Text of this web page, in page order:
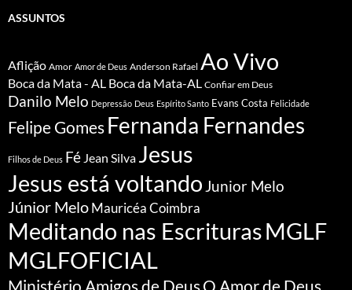
ASSUNTOS
Aflição Amor Amor de Deus Anderson Rafael Ao Vivo
Boca da Mata - AL Boca da Mata-AL Confiar em Deus
Danilo Melo Depressão Deus Espírito Santo Evans Costa Felicidade
Felipe Gomes Fernanda Fernandes
Filhos de Deus Fé Jean Silva Jesus
Jesus está voltando Junior Melo
Júnior Melo Mauricéa Coimbra
Meditando nas EscriturasMGLF
MGLFOFICIAL
Ministério Amigos de DeusO Amor de Deus